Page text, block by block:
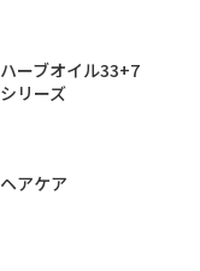
ハーブオイル33+7
シリーズ
ヘアケア